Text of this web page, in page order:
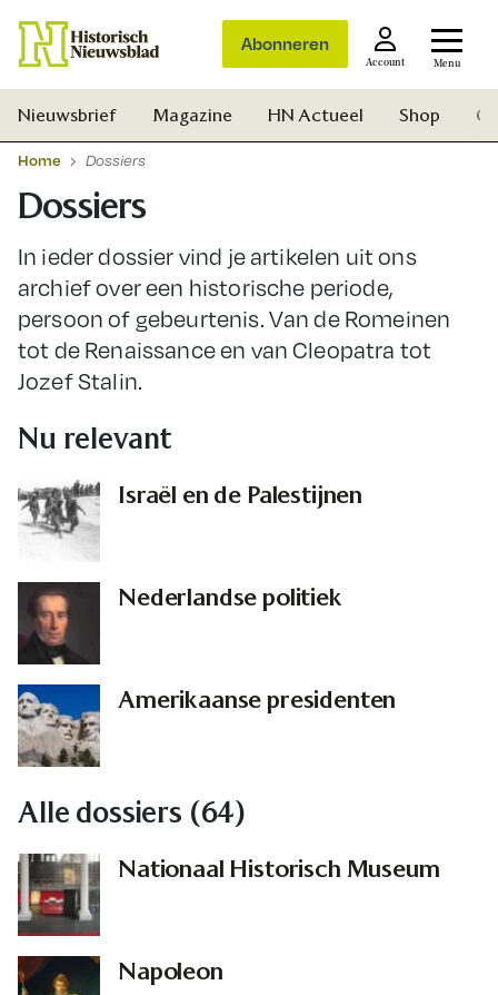
Abonneren
Account Menu
Nieuwsbrief Magazine HN Actueel Shop
Home Dossiers
Dossiers
In ieder dossier vind je artikelen uit ons
archief over een historische periode,
persoon of gebeurtenis. Van de Romeinen
tot de Renaissance en van Cleopatra tot
Jozef Stalin.
Nu relevant
Israël en de Palestijnen
Nederlandse politiek
Amerikaanse presidenten
Alle dossiers (64)
Nationaal Historisch Museum
Napoleon